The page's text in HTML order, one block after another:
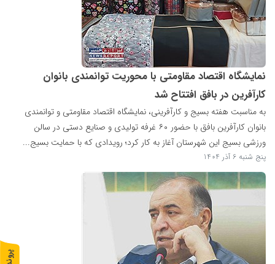
نمایشگاه اقتصاد مقاومتی با محوریت توانمندی بانوان
کارآفرین در بافق افتتاح شد
به مناسبت هفته بسیج و کارآفرینی، نمایشگاه اقتصاد مقاومتی و توانمندی
بانوان کارآفرین بافق با حضور ۶۰ غرفه تولیدی و صنایع دستی در سالن
ورزشی بسیج این شهرستان آغاز به کار کرد؛ رویدادی که با حمایت بسیج...
پنج شنبه 6 آذر 1404